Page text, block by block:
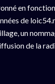
en
de
un
de la